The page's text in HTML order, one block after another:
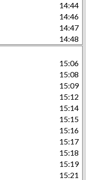
14:44
14:46
14:47
14:48
15:06
15:08
15:09
15:12
15:14
15:15
15:16
15:17
15:18
15:19
15:21